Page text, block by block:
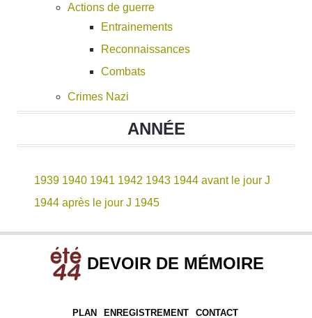
Actions de guerre
Entrainements
Reconnaissances
Combats
Crimes Nazi
ANNÉE
1939 1940 1941 1942 1943 1944 avant le jour J
1944 après le jour J 1945
DEVOIR DE MÉMOIRE
PLAN ENREGISTREMENT CONTACT